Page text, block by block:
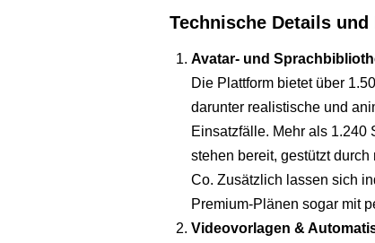
Technische Details und
Avatar- und
Die Plattform bietet über
darunter realistische und
Einsatzfälle. Mehr als 1.240
stehen bereit, gestützt
Co. Zusätzlich lassen sich
Premium-Plänen sogar mit
Videovorlagen &